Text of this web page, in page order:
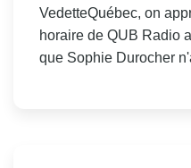
VedetteQuébec, on
horaire de QUB Radio
que Sophie Durocher